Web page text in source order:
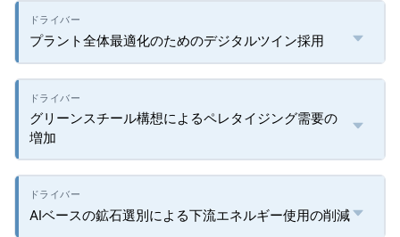
プラント全体最適化のためのデジタルツイン採用
グリーンスチール構想によるペレタイジング需要の
増加
AIベースの鉱石選別による下流エネルギー使用の削減